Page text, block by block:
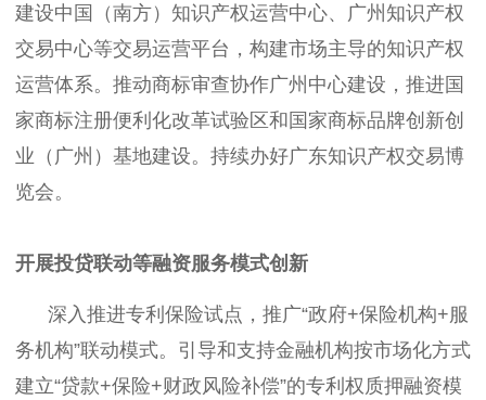
建设中国（南方）知识产权运营中心、广州知识产权
交易中心等交易运营平台，构建市场主导的知识产权
运营体系。推动商标审查协作广州中心建设，推进国
家商标注册便利化改革试验区和国家商标品牌创新创
业（广州）基地建设。持续办好广东知识产权交易博
览会。
开展投贷联动等融资服务模式创新
深入推进专利保险试点，推广“政府+保险机构+服
务机构”联动模式。引导和支持金融机构按市场化方式
建立“贷款+保险+财政风险补偿”的专利权质押融资模